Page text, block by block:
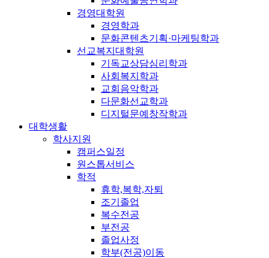
경영대학원
경영학과
문화콘텐츠기획·마케팅학과
선교복지대학원
기독교상담심리학과
사회복지학과
교회음악학과
다문화선교학과
디지털문예창작학과
대학생활
학사지원
캠퍼스일정
원스톱서비스
학적
휴학,복학,자퇴
조기졸업
복수전공
부전공
졸업사정
학부(전공)이동